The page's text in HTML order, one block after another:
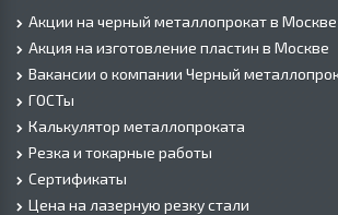
Акции на черный металлопрокат в Москве
Акция на изготовление пластин в Москве
Вакансии о компании Черный
ГОСТы
Калькулятор металлопроката
Резка и токарные работы
Сертификаты
Цена на лазерную резку стали